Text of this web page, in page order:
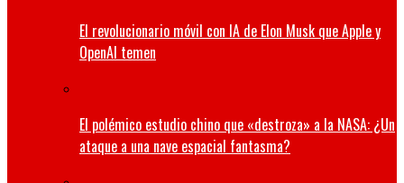
El revolucionario móvil con IA de Elon Musk que Apple y
OpenAI temen
El polémico estudio chino que «destroza» a la NASA: ¿Un
ataque a una nave espacial fantasma?